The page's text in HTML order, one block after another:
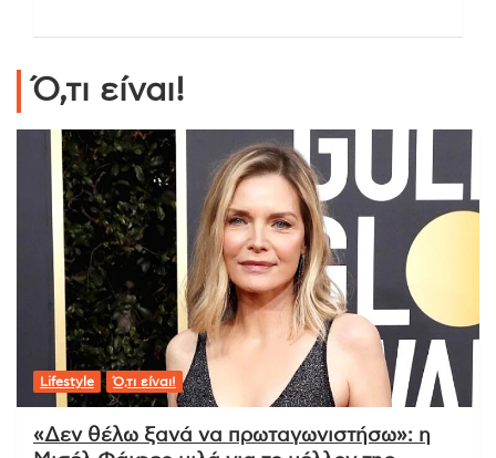
Ό,τι είναι!
Lifestyle Ό,τι είναι!
«Δεν θέλω ξανά να πρωταγωνιστήσω»: η